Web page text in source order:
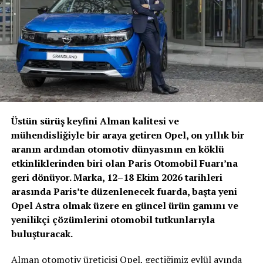
endüstriyel tesislere kadar çok farklı uygulama
alanlarında akıllı bina dönüşümünü desteklemeye devam
ediyor.
Yönetmelik Taslağı metin, sektörün ortak aklını
yansıtıyor.
Dijital Sistem ve Standart Raporlama Dönemi
Yönetmelik Taslağı ile birlikte sektörde önemli yapısal
değişiklikler öngörülüyor. Bunların başında:
Ekspertiz raporlarının merkezi birTaşıt Ekspertiz
Bilgi Sistemiüzerinden oluşturulması
Tüm raporların kayıt altına alınarak izlenebilir hale
gelmesi
Standart raporlama dili ve içerik yapısının
oluşturulması
QR kodlu ve doğrulanabilir ekspertiz raporları
geliyor.
Üstün sürüş keyfini Alman kalitesi ve
mühendisliğiyle bir araya getiren Opel, on yıllık bir
aranın ardından otomotiv dünyasının en köklü
etkinliklerinden biri olan Paris Otomobil Fuarı’na
geri dönüyor. Marka, 12–18 Ekim 2026 tarihleri
arasında Paris’te düzenlenecek fuarda, başta yeni
Opel Astra olmak üzere en güncel ürün gamını ve
yenilikçi çözümlerini otomobil tutkunlarıyla
buluşturacak.
Alman otomotiv üreticisi Opel, geçtiğimiz eylül ayında